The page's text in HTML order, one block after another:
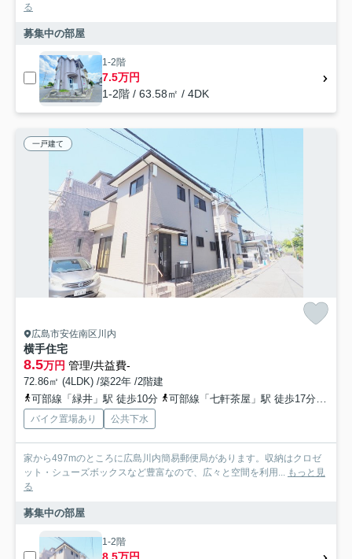
る
募集中の部屋
1-2階
7.5万円
1-2階 / 63.58㎡ / 4DK
一戸建て
広島市安佐南区川内
横手住宅
8.5万円 管理/共益費-
72.86㎡ (4LDK) /築22年 /2階建
可部線「緑井」駅 徒歩10分
可部線「七軒茶屋」駅 徒歩17分
バイク置場あり 公共下水
家から497mのところに広島川内簡易郵便局があります。収納はクロゼ
ット・シューズボックスなど豊富なので、広々と空間を利用...
もっと見
る
募集中の部屋
1-2階
8.5万円